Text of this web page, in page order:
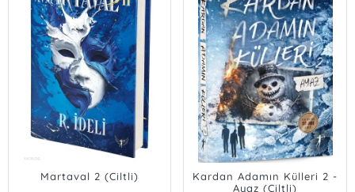
Martaval 2 (Ciltli)
Kardan Adamın Külleri 2 -
Ayaz (Ciltli)